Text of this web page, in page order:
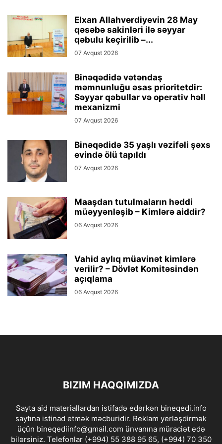
Elxan Allahverdiyevin 28 May
qəsəbə sakinləri ilə səyyar
qəbulu keçirilib –...
07 Avqust 2026
Binəqədidə vətəndaş
məmnunluğu əsas prioritetdir:
Səyyar qəbullar və operativ həll
mexanizmi
07 Avqust 2026
Binəqədidə 35 yaşlı vəzifəli şəxs
evində ölü tapıldı
07 Avqust 2026
Maaşdan tutulmaların həddi
müəyyənləşib – Kimlərə aiddir?
06 Avqust 2026
Vahid aylıq müavinət kimlərə
verilir? – Dövlət Komitəsindən
açıqlama
06 Avqust 2026
BIZIM HAQQIMIZDA
Sayta aid materiallardan istifadə edərkən bineqedi.info
saytına istinad etmək məcburidir. Reklam yerləşdirmək
üçün bineqediinfo@gmail.com ünvanına müraciət edə
bilərsiniz. Telefonlar (+994) 55 388 95 65, (+994) 70 350